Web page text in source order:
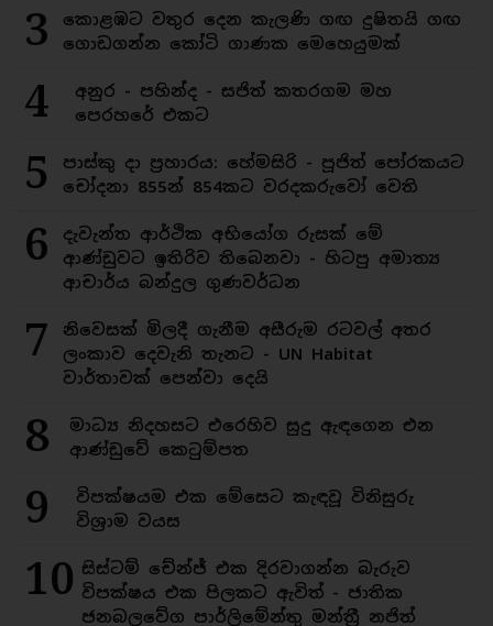
3
කොළඹට වතුර දෙන කැලණි ගඟ දුෂිතයි ගඟ
ගොඩගන්න කෝටි ගාණක මෙහෙයුමක්
4
අනුර - පහින්ද - සජිත් කතරගම මහ
පෙරහරේ එකට
5
පාස්කු දා ප්‍රහාරය: හේමසිරි - පූජිත් පෝරකයට
චෝදනා 855න් 854කට වරදකරුවෝ වෙති
6
දැවැන්ත ආර්ථික අභියෝග රුසක් මේ
ආණ්ඩුවට ඉතිරිව තිබෙනවා - හිටපු අමාත්‍ය
ආචාර්ය බන්දුල ගුණවර්ධන
7
නිවෙසක් මිලදී ගැනීම අසීරුම රටවල් අතර
ලංකාව දෙවැනි තැනට - UN Habitat
වාර්තාවක් පෙන්වා දෙයි
8
මාධ්‍ය නිදහසට එරෙහිව සුදු ඇඳගෙන එන
ආණ්ඩුවේ කෙටුම්පත
9
විපක්ෂයම එක මේසෙට කැඳවූ විනිසුරු
විශ්‍රාම වයස
10 සිස්ටම් චේන්ජ් එක දිරවාගන්න බැරුව
විපක්ෂය එක පිලකට ඇවිත් - ජාතික
ජනබලවේග පාර්ලිමේන්තු මන්ත්‍රී නජිත්